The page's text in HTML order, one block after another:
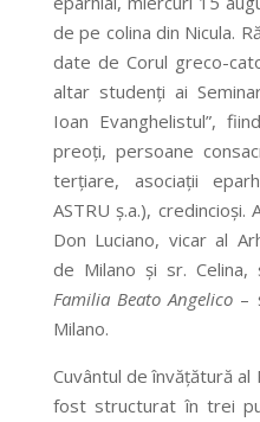
de pe colina din Nicula.
date de Corul greco-
altar studenți ai
Ioan Evanghelistul”,
preoți, persoane
terțiare, asociații
ASTRU ș.a.),
Don Luciano, vicar al
de Milano și sr. Celina,
Familia Beato Angelico –
Milano.
Cuvântul de învățătură al
fost structurat în trei